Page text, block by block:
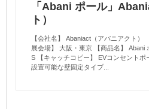
「Abani ポール」
ト）
【会社名】 Abaniact（アバニアクト）
展会場】 大阪・東京 【商品名】 Abani
S 【キャッチコピー】 EVコンセント
設置可能な壁固定タイプ...